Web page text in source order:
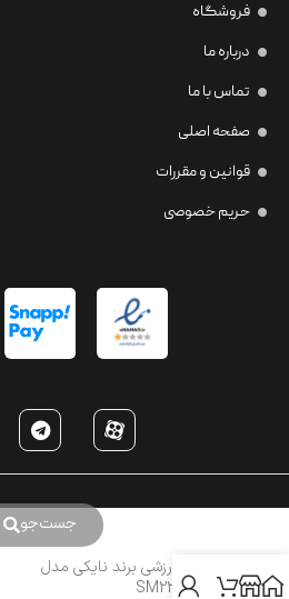
جست‌جو
فروشگاه
درباره ما
تماس با ما
صفحه اصلی
قوانین و مقررات
حریم خصوصی
عینک ورزشی برند نایکی مدل
SM2236063